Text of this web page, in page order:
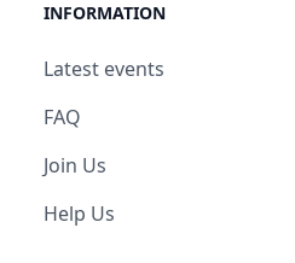
INFORMATION
Latest events
FAQ
Join Us
Help Us